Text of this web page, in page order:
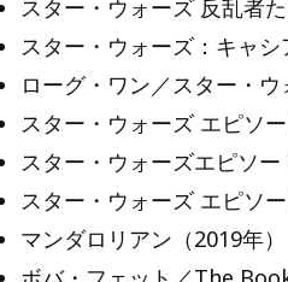
スター・ウォーズ 反乱者た
スター・ウォーズ：キャシ
ローグ・ワン／スター・ウ
スター・ウォーズ エピソ
スター・ウォーズエピソー
スター・ウォーズ エピソ
マンダロリアン（2019年）